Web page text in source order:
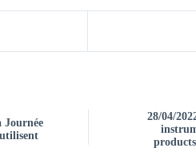
Journée
28/04/